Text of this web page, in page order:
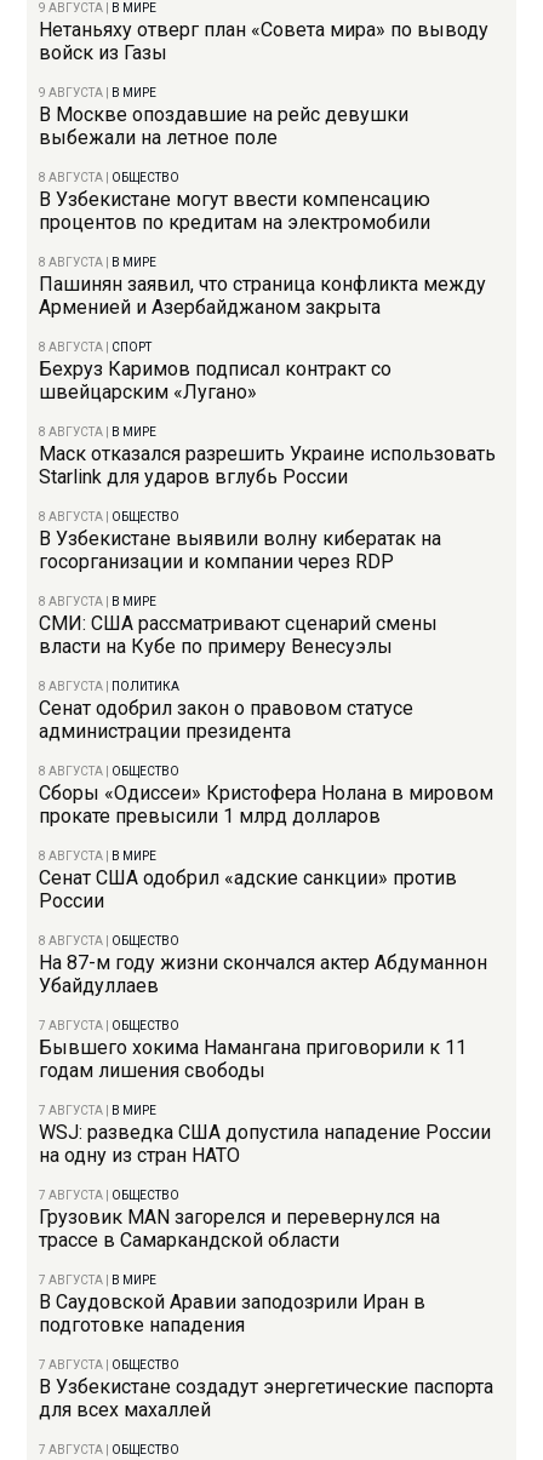
9 АВГУСТА В МИРЕ
Нетаньяху отверг план «Совета мира» по выводу
войск из Газы
9 АВГУСТА В МИРЕ
В Москве опоздавшие на рейс девушки
выбежали на летное поле
8 АВГУСТА ОБЩЕСТВО
В Узбекистане могут ввести компенсацию
процентов по кредитам на электромобили
8 АВГУСТА В МИРЕ
Пашинян заявил, что страница конфликта между
Арменией и Азербайджаном закрыта
8 АВГУСТА СПОРТ
Бехруз Каримов подписал контракт со
швейцарским «Лугано»
8 АВГУСТА В МИРЕ
Маск отказался разрешить Украине использовать
Starlink для ударов вглубь России
8 АВГУСТА ОБЩЕСТВО
В Узбекистане выявили волну кибератак на
госорганизации и компании через RDP
8 АВГУСТА В МИРЕ
СМИ: США рассматривают сценарий смены
власти на Кубе по примеру Венесуэлы
8 АВГУСТА ПОЛИТИКА
Сенат одобрил закон о правовом статусе
администрации президента
8 АВГУСТА ОБЩЕСТВО
Сборы «Одиссеи» Кристофера Нолана в мировом
прокате превысили 1 млрд долларов
8 АВГУСТА В МИРЕ
Сенат США одобрил «адские санкции» против
России
8 АВГУСТА ОБЩЕСТВО
На 87-м году жизни скончался актер Абдуманнон
Убайдуллаев
7 АВГУСТА ОБЩЕСТВО
Бывшего хокима Намангана приговорили к 11
годам лишения свободы
7 АВГУСТА В МИРЕ
WSJ: разведка США допустила нападение России
на одну из стран НАТО
7 АВГУСТА ОБЩЕСТВО
Грузовик MAN загорелся и перевернулся на
трассе в Самаркандской области
7 АВГУСТА В МИРЕ
В Саудовской Аравии заподозрили Иран в
подготовке нападения
7 АВГУСТА ОБЩЕСТВО
В Узбекистане создадут энергетические паспорта
для всех махаллей
7 АВГУСТА ОБЩЕСТВО